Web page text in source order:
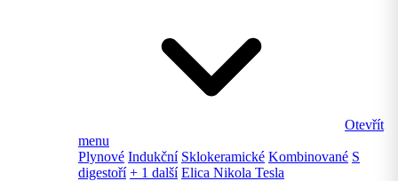
Otevřít
menu
Plynové Indukční Sklokeramické Kombinované S
digestoří + 1 další Elica Nikola Tesla